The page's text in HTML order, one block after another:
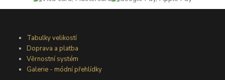
Tabulky velikostí
Doprava a platba
Věrnostní systém
Galerie - módní přehlídky